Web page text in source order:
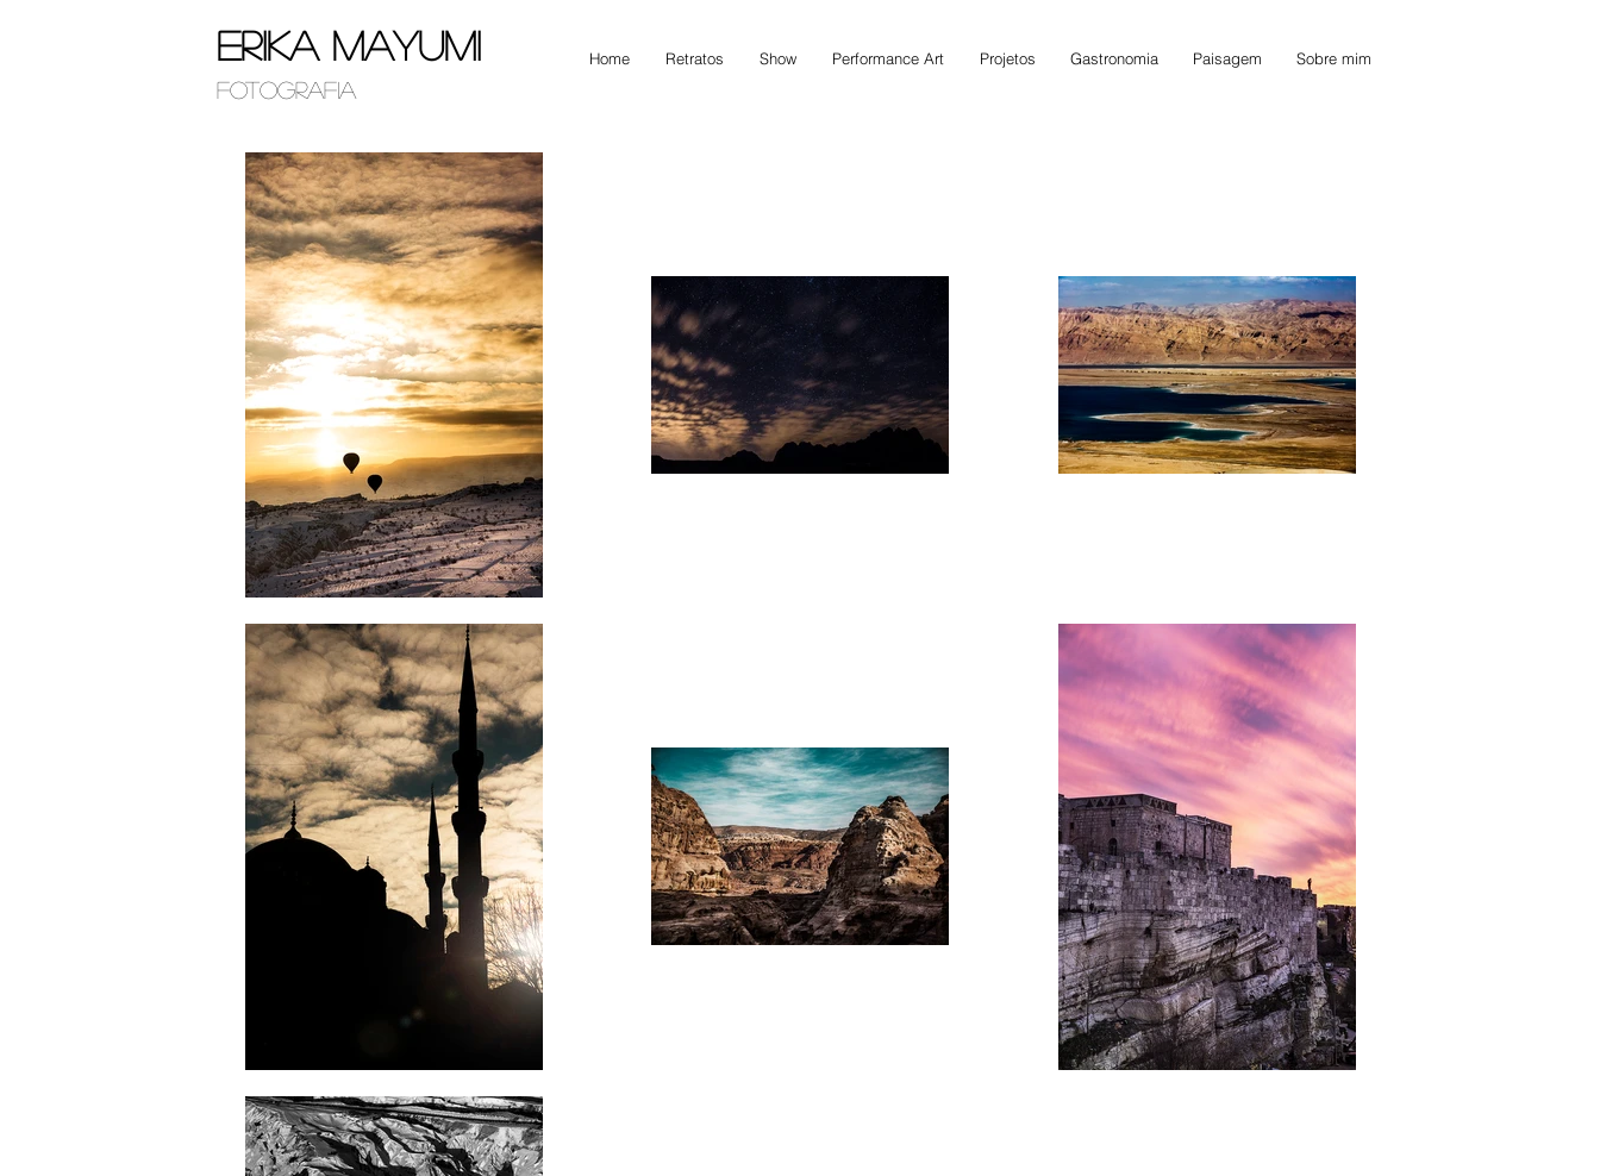
Erika Mayumi Home Retratos Show Performance Art Projetos Gastronomia Paisagem Sobre mim
Fotografia